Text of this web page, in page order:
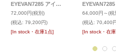
EYEVAN7285 アイヴァン7285 2026AWサングラス 1022
72,000円(税別)
(税込: 79,200円)
[In stock・在庫1点]
64,000円～(税
(税込: 70,400
[In stock・在